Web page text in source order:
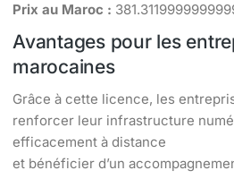
Prix au Maroc :
Avantages pour les
marocaines
Grâce à cette licence, les
renforcer leur infrastructure
efficacement à distance
et bénéficier d’un